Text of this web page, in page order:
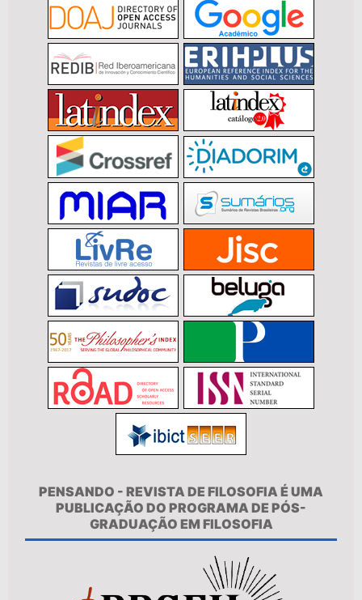
PENSANDO - REVISTA DE FILOSOFIA É UMA
PUBLICAÇÃO DO PROGRAMA DE PÓS-
GRADUAÇÃO EM FILOSOFIA